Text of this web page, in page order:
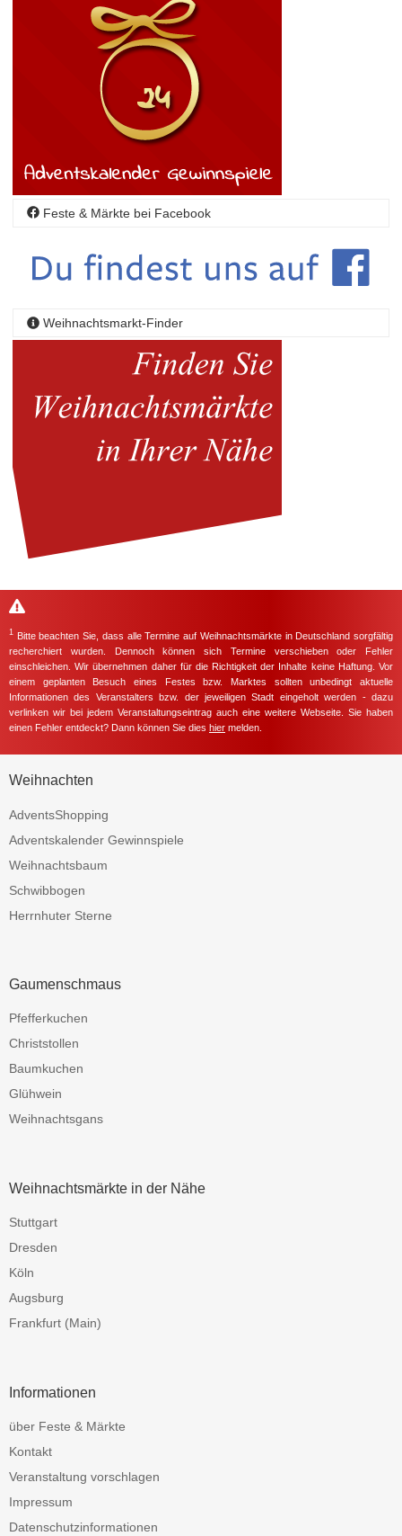
Feste & Märkte bei Facebook
Weihnachtsmarkt-Finder
1 Bitte beachten Sie, dass alle Termine auf Weihnachtsmärkte in Deutschland sorgfältig
recherchiert wurden. Dennoch können sich Termine verschieben oder Fehler
einschleichen. Wir übernehmen daher für die Richtigkeit der Inhalte keine Haftung. Vor
einem geplanten Besuch eines Festes bzw. Marktes sollten unbedingt aktuelle
Informationen des Veranstalters bzw. der jeweiligen Stadt eingeholt werden - dazu
verlinken wir bei jedem Veranstaltungseintrag auch eine weitere Webseite. Sie haben
einen Fehler entdeckt? Dann können Sie dies hier melden.
Weihnachten
AdventsShopping
Adventskalender Gewinnspiele
Weihnachtsbaum
Schwibbogen
Herrnhuter Sterne
Gaumenschmaus
Pfefferkuchen
Christstollen
Baumkuchen
Glühwein
Weihnachtsgans
Weihnachtsmärkte in der Nähe
Stuttgart
Dresden
Köln
Augsburg
Frankfurt (Main)
Informationen
über Feste & Märkte
Kontakt
Veranstaltung vorschlagen
Impressum
Datenschutzinformationen